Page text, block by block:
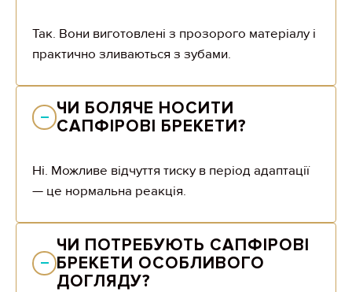
Так. Вони виготовлені з прозорого матеріалу і
практично зливаються з зубами.
ЧИ БОЛЯЧЕ НОСИТИ
САПФІРОВІ БРЕКЕТИ?
Ні. Можливе відчуття тиску в період адаптації
— це нормальна реакція.
ЧИ ПОТРЕБУЮТЬ САПФІРОВІ
БРЕКЕТИ ОСОБЛИВОГО
ДОГЛЯДУ?